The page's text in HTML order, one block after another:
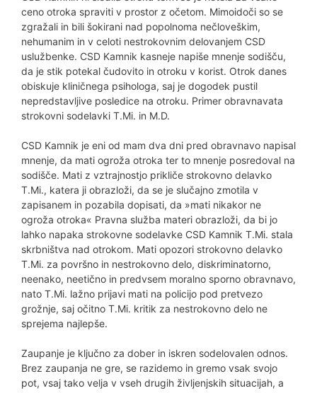
ceno otroka spraviti v prostor z očetom. Mimoidoči so se
zgražali in bili šokirani nad popolnoma nečloveškim,
nehumanim in v celoti nestrokovnim delovanjem CSD
uslužbenke. CSD Kamnik kasneje napiše mnenje sodišču,
da je stik potekal čudovito in otroku v korist. Otrok danes
obiskuje kliničnega psihologa, saj je dogodek pustil
nepredstavljive posledice na otroku. Primer obravnavata
strokovni sodelavki T.Mi. in M.D.
CSD Kamnik je eni od mam dva dni pred obravnavo napisal
mnenje, da mati ogroža otroka ter to mnenje posredoval na
sodišče. Mati z vztrajnostjo prikliče strokovno delavko
T.Mi., katera ji obrazloži, da se je slučajno zmotila v
zapisanem in pozabila dopisati, da »mati nikakor ne
ogroža otroka« Pravna služba materi obrazloži, da bi jo
lahko napaka strokovne sodelavke CSD Kamnik T.Mi. stala
skrbništva nad otrokom. Mati opozori strokovno delavko
T.Mi. za površno in nestrokovno delo, diskriminatorno,
neenako, neetično in predvsem moralno sporno obravnavo,
nato T.Mi. lažno prijavi mati na policijo pod pretvezo
grožnje, saj očitno T.Mi. kritik za nestrokovno delo ne
sprejema najlepše.
Zaupanje je ključno za dober in iskren sodelovalen odnos.
Brez zaupanja ne gre, se razidemo in gremo vsak svojo
pot, vsaj tako velja v vseh drugih življenjskih situacijah, a